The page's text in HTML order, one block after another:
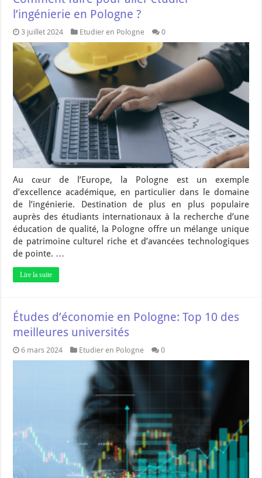
l’ingénierie en Pologne ?
3 juillet 2024 Etudier en Pologne 0
Au cœur de l’Europe, la Pologne est un exemple
d’excellence académique, en particulier dans le domaine
de l’ingénierie. Destination de plus en plus populaire
auprès des étudiants internationaux à la recherche d’une
éducation de qualité, la Pologne offre un mélange unique
de patrimoine culturel riche et d’avancées technologiques
de pointe. …
Lire la suite
Études d’économie en Pologne: Top 10 des
meilleures universités
6 mars 2024 Etudier en Pologne 0